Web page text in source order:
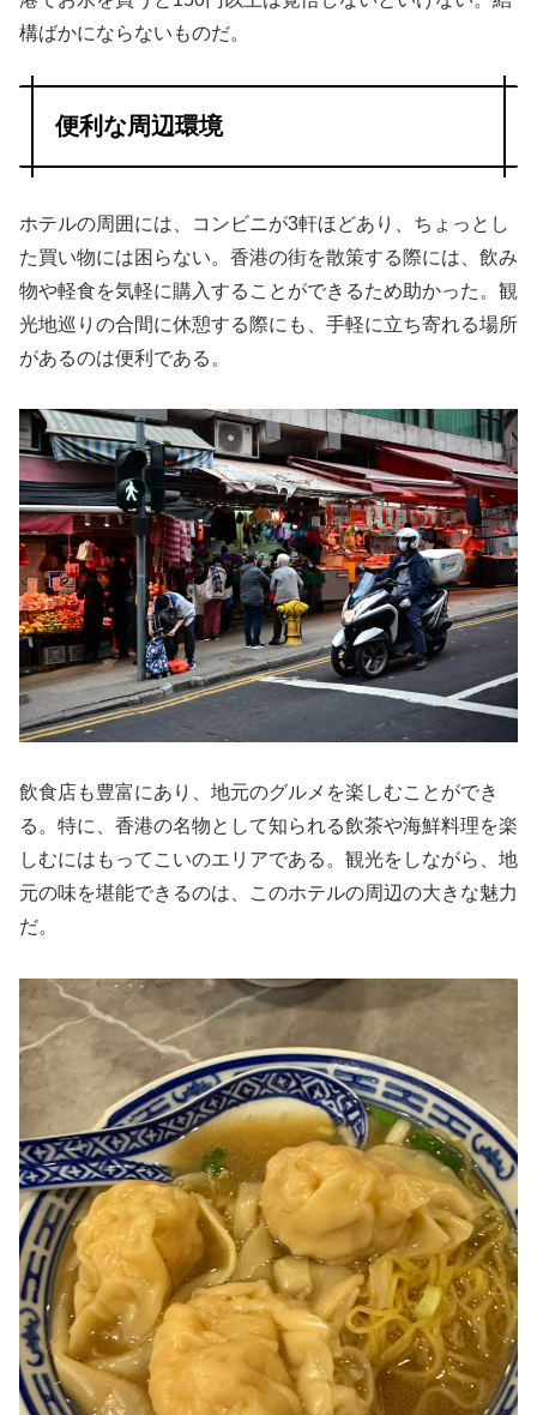
構ばかにならないものだ。
便利な周辺環境
ホテルの周囲には、コンビニが3軒ほどあり、ちょっとし
た買い物には困らない。香港の街を散策する際には、飲み
物や軽食を気軽に購入することができるため助かった。観
光地巡りの合間に休憩する際にも、手軽に立ち寄れる場所
があるのは便利である。
飲食店も豊富にあり、地元のグルメを楽しむことができ
る。特に、香港の名物として知られる飲茶や海鮮料理を楽
しむにはもってこいのエリアである。観光をしながら、地
元の味を堪能できるのは、このホテルの周辺の大きな魅力
だ。